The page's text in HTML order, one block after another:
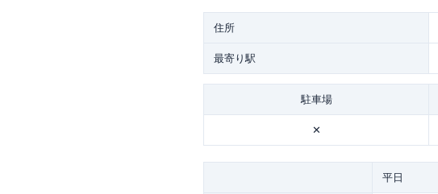
住所
最寄り駅
駐車場
✕
平日